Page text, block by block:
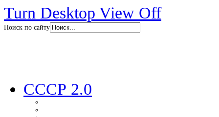
Turn Desktop View Off
Поиск по сайту
СССР 2.0